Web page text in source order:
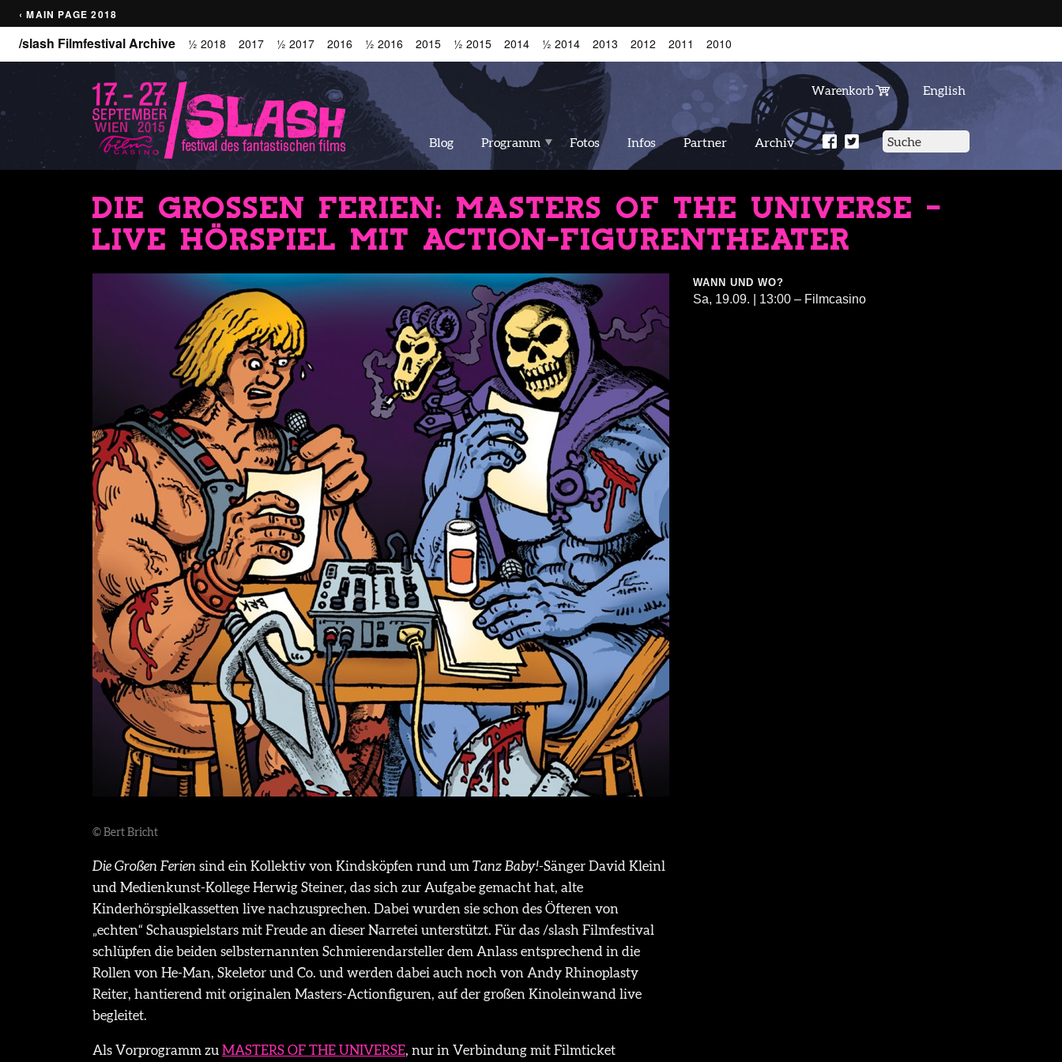
‹ MAIN PAGE 2018
/slash Filmfestival Archive ½ 2018 2017 ½ 2017 2016 ½ 2016 2015 ½ 2015 2014 ½ 2014 2013 2012 2011 2010
Blog Programm Fotos Infos Partner Archiv
English
Warenkorb
DIE GROSSEN FERIEN: MASTERS OF THE UNIVERSE –
LIVE HÖRSPIEL MIT ACTION-FIGURENTHEATER
© Bert Bricht
Die Großen Ferien sind ein Kollektiv von Kindsköpfen rund um Tanz Baby!-Sänger David Kleinl
und Medienkunst-Kollege Herwig Steiner, das sich zur Aufgabe gemacht hat, alte
Kinderhörspielkassetten live nachzusprechen. Dabei wurden sie schon des Öfteren von
„echten“ Schauspielstars mit Freude an dieser Narretei unterstützt. Für das /slash Filmfestival
schlüpfen die beiden selbsternannten Schmierendarsteller dem Anlass entsprechend in die
Rollen von He-Man, Skeletor und Co. und werden dabei auch noch von Andy Rhinoplasty
Reiter, hantierend mit originalen Masters-Actionfiguren, auf der großen Kinoleinwand live
begleitet.
Als Vorprogramm zu MASTERS OF THE UNIVERSE, nur in Verbindung mit Filmticket
WANN UND WO?
Sa, 19.09. | 13:00 – Filmcasino